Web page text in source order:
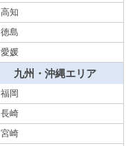
高知
徳島
愛媛
九州・沖縄エリア
福岡
長崎
宮崎